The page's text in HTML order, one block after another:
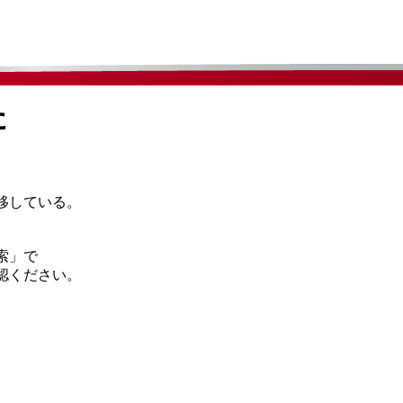
ている。
」で
ださい。